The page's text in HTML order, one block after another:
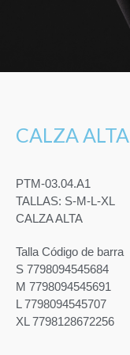
CALZA ALTA
PTM-03.04.A1
TALLAS: S-M-L-XL
CALZA ALTA
Talla Código de barra
S 7798094545684
M 7798094545691
L 7798094545707
XL 7798128672256